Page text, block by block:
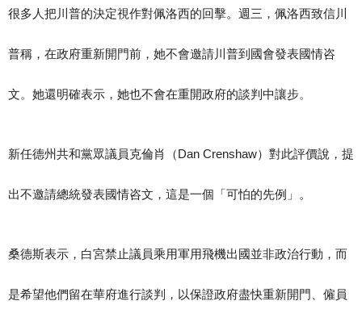
很多人把川普的決定視作對佩洛西的回擊。週三，佩洛西致信川
普稱，在政府重新開門前，她不會邀請川普到國會發表國情咨
文。她還明確表示，她也不會在重開政府的談判中讓步。
新任德州共和黨眾議員克倫肖（Dan Crenshaw）對此評價說，提
出不邀請總統發表國情咨文，這是一個「可怕的先例」。
桑德斯表示，白宮禁止議員乘用軍用飛機出國並非政治行動，而
是希望他們留在華府進行談判，以保證政府盡快重新開門、僱員